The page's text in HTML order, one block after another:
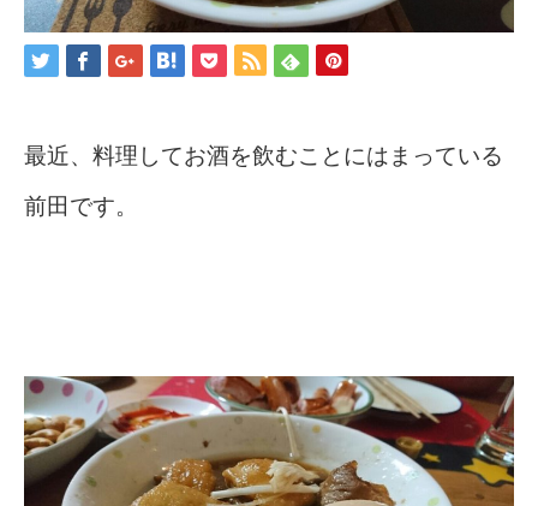
最近、料理してお酒を飲むことにはまっている
前田です。